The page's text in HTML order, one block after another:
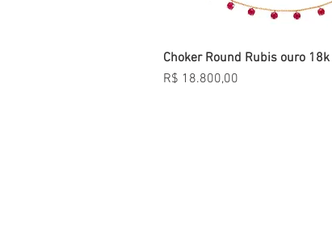
Visualização rápida
Choker Round Rubis ouro 18k
Preço
R$ 18.800,00